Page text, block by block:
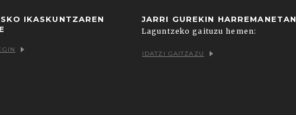
IKASKUNTZAREN
JARRI GUREKIN HARREMANETAN
Laguntzeko gaituzu hemen:
IDATZI GAITZAZU